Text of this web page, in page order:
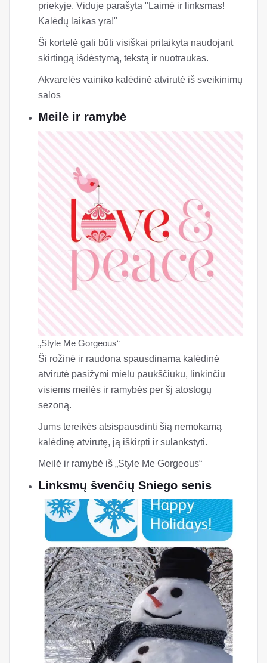
priekyje. Viduje parašyta "Laimė ir linksmas!
Kalėdų laikas yra!"
Ši kortelė gali būti visiškai pritaikyta naudojant
skirtingą išdėstymą, tekstą ir nuotraukas.
Akvarelės vainiko kalėdinė atvirutė iš sveikinimų
salos
Meilė ir ramybė
„Style Me Gorgeous“
Ši rožinė ir raudona spausdinama kalėdinė
atvirutė pasižymi mielu paukščiuku, linkinčiu
visiems meilės ir ramybės per šį atostogų
sezoną.
Jums tereikės atsispausdinti šią nemokamą
kalėdinę atvirutę, ją iškirpti ir sulankstyti.
Meilė ir ramybė iš „Style Me Gorgeous“
Linksmų švenčių Sniego senis